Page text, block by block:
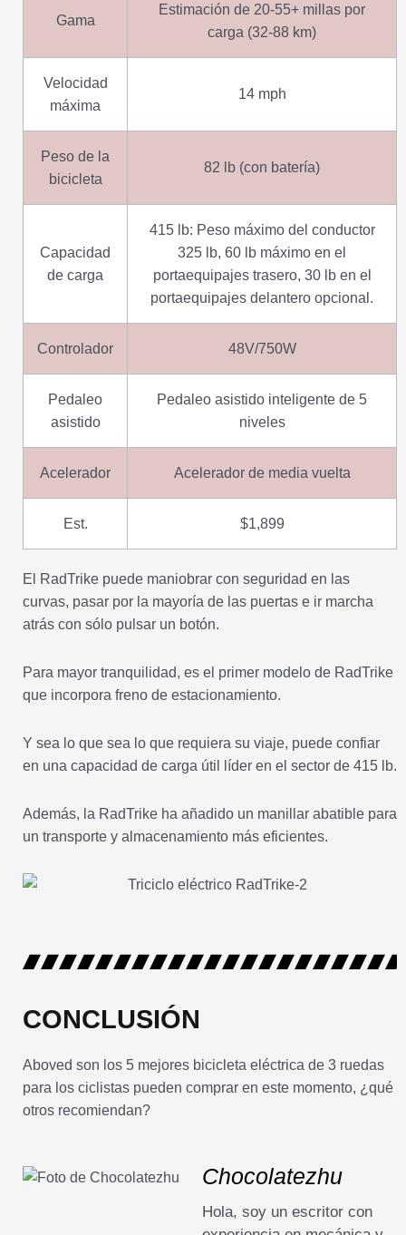
Gama
Estimación de 20-55+ millas por
carga (32-88 km)
Velocidad
máxima
14 mph
Peso de la
bicicleta
82 lb (con batería)
Capacidad
de carga
415 lb: Peso máximo del conductor
325 lb, 60 lb máximo en el
portaequipajes trasero, 30 lb en el
portaequipajes delantero opcional.
Controlador 48V/750W
Pedaleo
asistido
Pedaleo asistido inteligente de 5
niveles
Acelerador Acelerador de media vuelta
Est. $1,899
El RadTrike puede maniobrar con seguridad en las
curvas, pasar por la mayoría de las puertas e ir marcha
atrás con sólo pulsar un botón.
Para mayor tranquilidad, es el primer modelo de RadTrike
que incorpora freno de estacionamiento.
Y sea lo que sea lo que requiera su viaje, puede confiar
en una capacidad de carga útil líder en el sector de 415 lb.
Además, la RadTrike ha añadido un manillar abatible para
un transporte y almacenamiento más eficientes.
CONCLUSIÓN
Aboved son los 5 mejores bicicleta eléctrica de 3 ruedas
para los ciclistas pueden comprar en este momento, ¿qué
otros recomiendan?
Chocolatezhu
Hola, soy un escritor con